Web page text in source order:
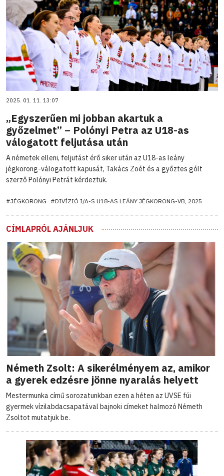
2025. 01. 11. 13:07
„Egyszerűen mi jobban akartuk a
győzelmet” – Polónyi Petra az U18-as
válogatott feljutása után
A németek elleni, feljutást érő siker után az U18-as leány
jégkorong-válogatott kapusát, Takács Zoét és a győztes gólt
szerző Polónyi Petrát kérdeztük.
#JÉGKORONG #DIVÍZIÓ I/A-S U18-AS LEÁNY JÉGKORONG-VB, 2025
CÍMLAPRÓL AJÁNLJUK
Németh Zsolt: A sikerélményem az, amikor
a gyerek edzésre jönne nyaralás helyett
Mestermunka című sorozatunkban ezen a héten az UVSE fúi
gyermek vízilabdacsapatával bajnoki címeket halmozó Németh
Zsoltot mutatjuk be.